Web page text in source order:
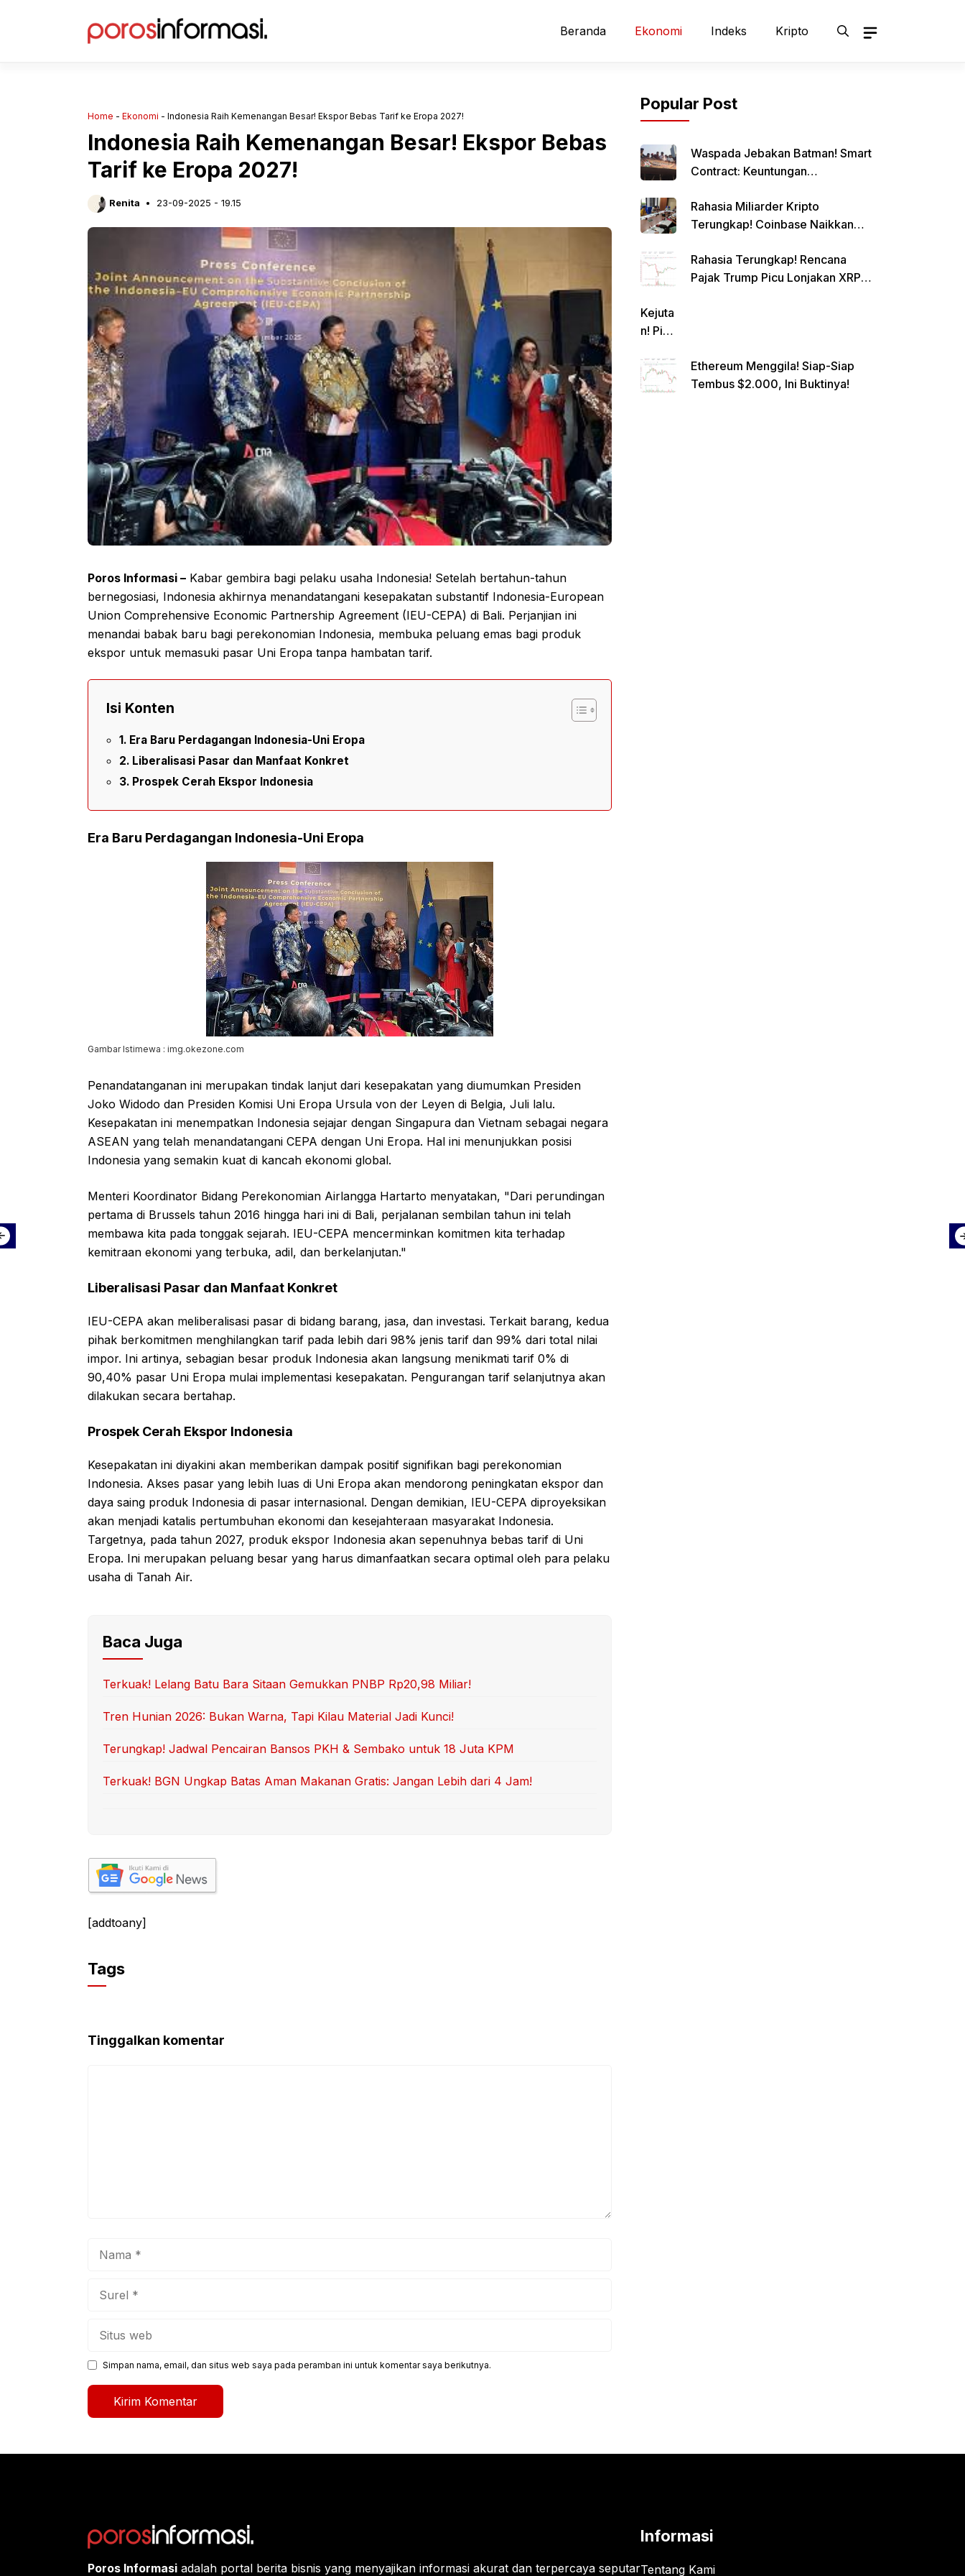
Beranda Ekonomi Indeks Kripto
Home - Ekonomi - Indonesia Raih Kemenangan Besar! Ekspor Bebas Tarif ke Eropa 2027!
Indonesia Raih Kemenangan Besar! Ekspor Bebas
Tarif ke Eropa 2027!
Renita 23-09-2025 - 19.15
Poros Informasi – Kabar gembira bagi pelaku usaha Indonesia! Setelah bertahun-tahun
bernegosiasi, Indonesia akhirnya menandatangani kesepakatan substantif Indonesia-European
Union Comprehensive Economic Partnership Agreement (IEU-CEPA) di Bali. Perjanjian ini
menandai babak baru bagi perekonomian Indonesia, membuka peluang emas bagi produk
ekspor untuk memasuki pasar Uni Eropa tanpa hambatan tarif.
Isi Konten
Era Baru Perdagangan Indonesia-Uni Eropa
Liberalisasi Pasar dan Manfaat Konkret
Prospek Cerah Ekspor Indonesia
Era Baru Perdagangan Indonesia-Uni Eropa
Gambar Istimewa : img.okezone.com
Penandatanganan ini merupakan tindak lanjut dari kesepakatan yang diumumkan Presiden
Joko Widodo dan Presiden Komisi Uni Eropa Ursula von der Leyen di Belgia, Juli lalu.
Kesepakatan ini menempatkan Indonesia sejajar dengan Singapura dan Vietnam sebagai negara
ASEAN yang telah menandatangani CEPA dengan Uni Eropa. Hal ini menunjukkan posisi
Indonesia yang semakin kuat di kancah ekonomi global.
Menteri Koordinator Bidang Perekonomian Airlangga Hartarto menyatakan, "Dari perundingan
pertama di Brussels tahun 2016 hingga hari ini di Bali, perjalanan sembilan tahun ini telah
membawa kita pada tonggak sejarah. IEU-CEPA mencerminkan komitmen kita terhadap
kemitraan ekonomi yang terbuka, adil, dan berkelanjutan."
Liberalisasi Pasar dan Manfaat Konkret
IEU-CEPA akan meliberalisasi pasar di bidang barang, jasa, dan investasi. Terkait barang, kedua
pihak berkomitmen menghilangkan tarif pada lebih dari 98% jenis tarif dan 99% dari total nilai
impor. Ini artinya, sebagian besar produk Indonesia akan langsung menikmati tarif 0% di
90,40% pasar Uni Eropa mulai implementasi kesepakatan. Pengurangan tarif selanjutnya akan
dilakukan secara bertahap.
Prospek Cerah Ekspor Indonesia
Kesepakatan ini diyakini akan memberikan dampak positif signifikan bagi perekonomian
Indonesia. Akses pasar yang lebih luas di Uni Eropa akan mendorong peningkatan ekspor dan
daya saing produk Indonesia di pasar internasional. Dengan demikian, IEU-CEPA diproyeksikan
akan menjadi katalis pertumbuhan ekonomi dan kesejahteraan masyarakat Indonesia.
Targetnya, pada tahun 2027, produk ekspor Indonesia akan sepenuhnya bebas tarif di Uni
Eropa. Ini merupakan peluang besar yang harus dimanfaatkan secara optimal oleh para pelaku
usaha di Tanah Air.
Baca Juga
Terkuak! Lelang Batu Bara Sitaan Gemukkan PNBP Rp20,98 Miliar!
Tren Hunian 2026: Bukan Warna, Tapi Kilau Material Jadi Kunci!
Terungkap! Jadwal Pencairan Bansos PKH & Sembako untuk 18 Juta KPM
Terkuak! BGN Ungkap Batas Aman Makanan Gratis: Jangan Lebih dari 4 Jam!
[addtoany]
Tags
Tinggalkan komentar
Simpan nama, email, dan situs web saya pada peramban ini untuk komentar saya berikutnya.
Popular Post
Waspada Jebakan Batman! Smart
Contract: Keuntungan
Rahasia Miliarder Kripto
Terungkap! Coinbase Naikkan
Juta!
Rahasia Terungkap! Rencana
Pajak Trump Picu Lonjakan XRP
Kejuta
n! Pi
rk
Gande
Ethereum Menggila! Siap-Siap
Tembus $2.000, Ini Buktinya!
Poros Informasi adalah portal berita bisnis yang menyajikan informasi akurat dan terpercaya seputar
Informasi
Tentang Kami